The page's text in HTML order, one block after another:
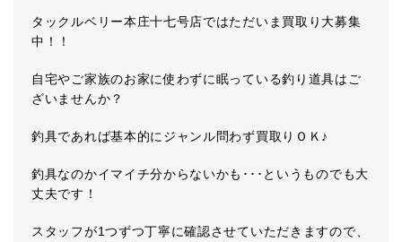
タックルベリー本庄十七号店ではただいま買取り大募集
中！！
自宅やご家族のお家に使わずに眠っている釣り道具はご
ざいませんか？
釣具であれば基本的にジャンル問わず買取りＯＫ♪
釣具なのかイマイチ分からないかも･･･というものでも大
丈夫です！
スタッフが1つずつ丁寧に確認させていただきますので、